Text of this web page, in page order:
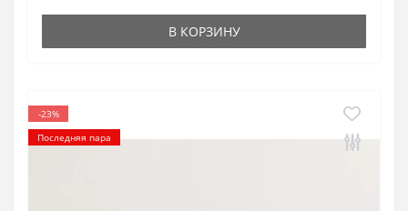
В КОРЗИНУ
-23%
Последняя пара